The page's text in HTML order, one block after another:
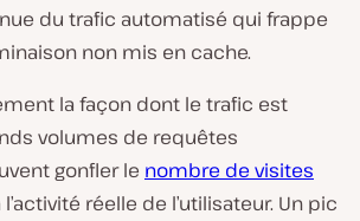
du trafic automatisé qui frappe
non mis en cache.
la façon dont le trafic est
volumes de requêtes
gonfler le nombre de visites
réelle de l’utilisateur. Un pic